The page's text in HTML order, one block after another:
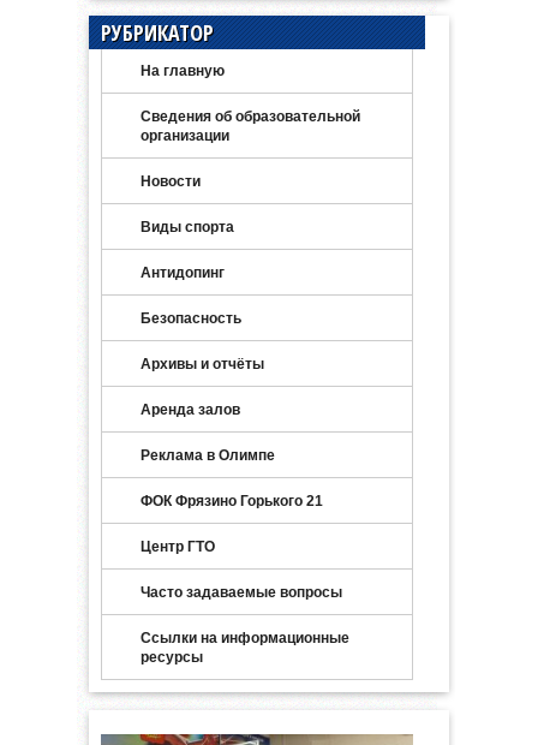
РУБРИКАТОР
На главную
Сведения об образовательной
организации
Новости
Виды спорта
Антидопинг
Безопасность
Архивы и отчёты
Аренда залов
Реклама в Олимпе
ФОК Фрязино Горького 21
Центр ГТО
Часто задаваемые вопросы
Ссылки на информационные
ресурсы